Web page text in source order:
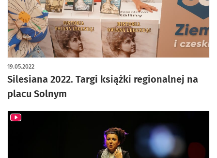
Silesiana 2022. Targi książki regionalnej na
placu Solnym
19.05.2022
artykuł z galerią zdjęć